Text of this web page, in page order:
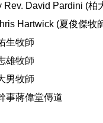
Rev. David Pardini (柏
Hartwick (夏俊傑牧
生牧師
雄牧師
男牧師
事蔣偉堂傳道